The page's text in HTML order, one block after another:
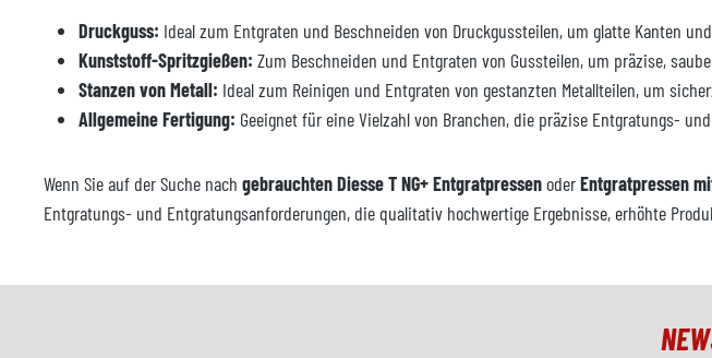
Druckguss: Ideal zum Entgraten und Beschneiden von Druckgussteilen, um glatte Kanten
Kunststoff-Spritzgießen: Zum Beschneiden und Entgraten von Gussteilen, um präzise,
Stanzen von Metall: Ideal zum Reinigen und Entgraten von gestanzten Metallteilen, um
Allgemeine Fertigung: Geeignet für eine Vielzahl von Branchen, die präzise Entgratungs-
Wenn Sie auf der Suche nach gebrauchten Diesse T NG+ Entgratpressen oderEntgratpressen
Entgratungs- und Entgratungsanforderungen, die qualitativ hochwertige Ergebnisse, erhöhte